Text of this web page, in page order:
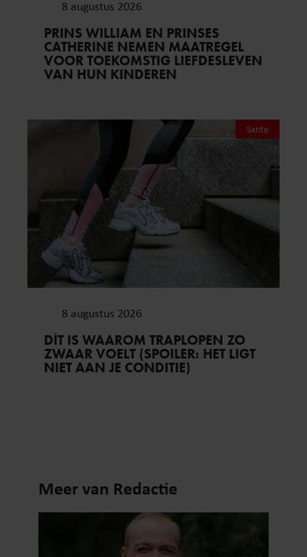
8 augustus 2026
PRINS WILLIAM EN PRINSES
CATHERINE NEMEN MAATREGEL
VOOR TOEKOMSTIG LIEFDESLEVEN
VAN HUN KINDEREN
Sante
8 augustus 2026
DÍT IS WAAROM TRAPLOPEN ZO
ZWAAR VOELT (SPOILER: HET LIGT
NIET AAN JE CONDITIE)
Meer van Redactie